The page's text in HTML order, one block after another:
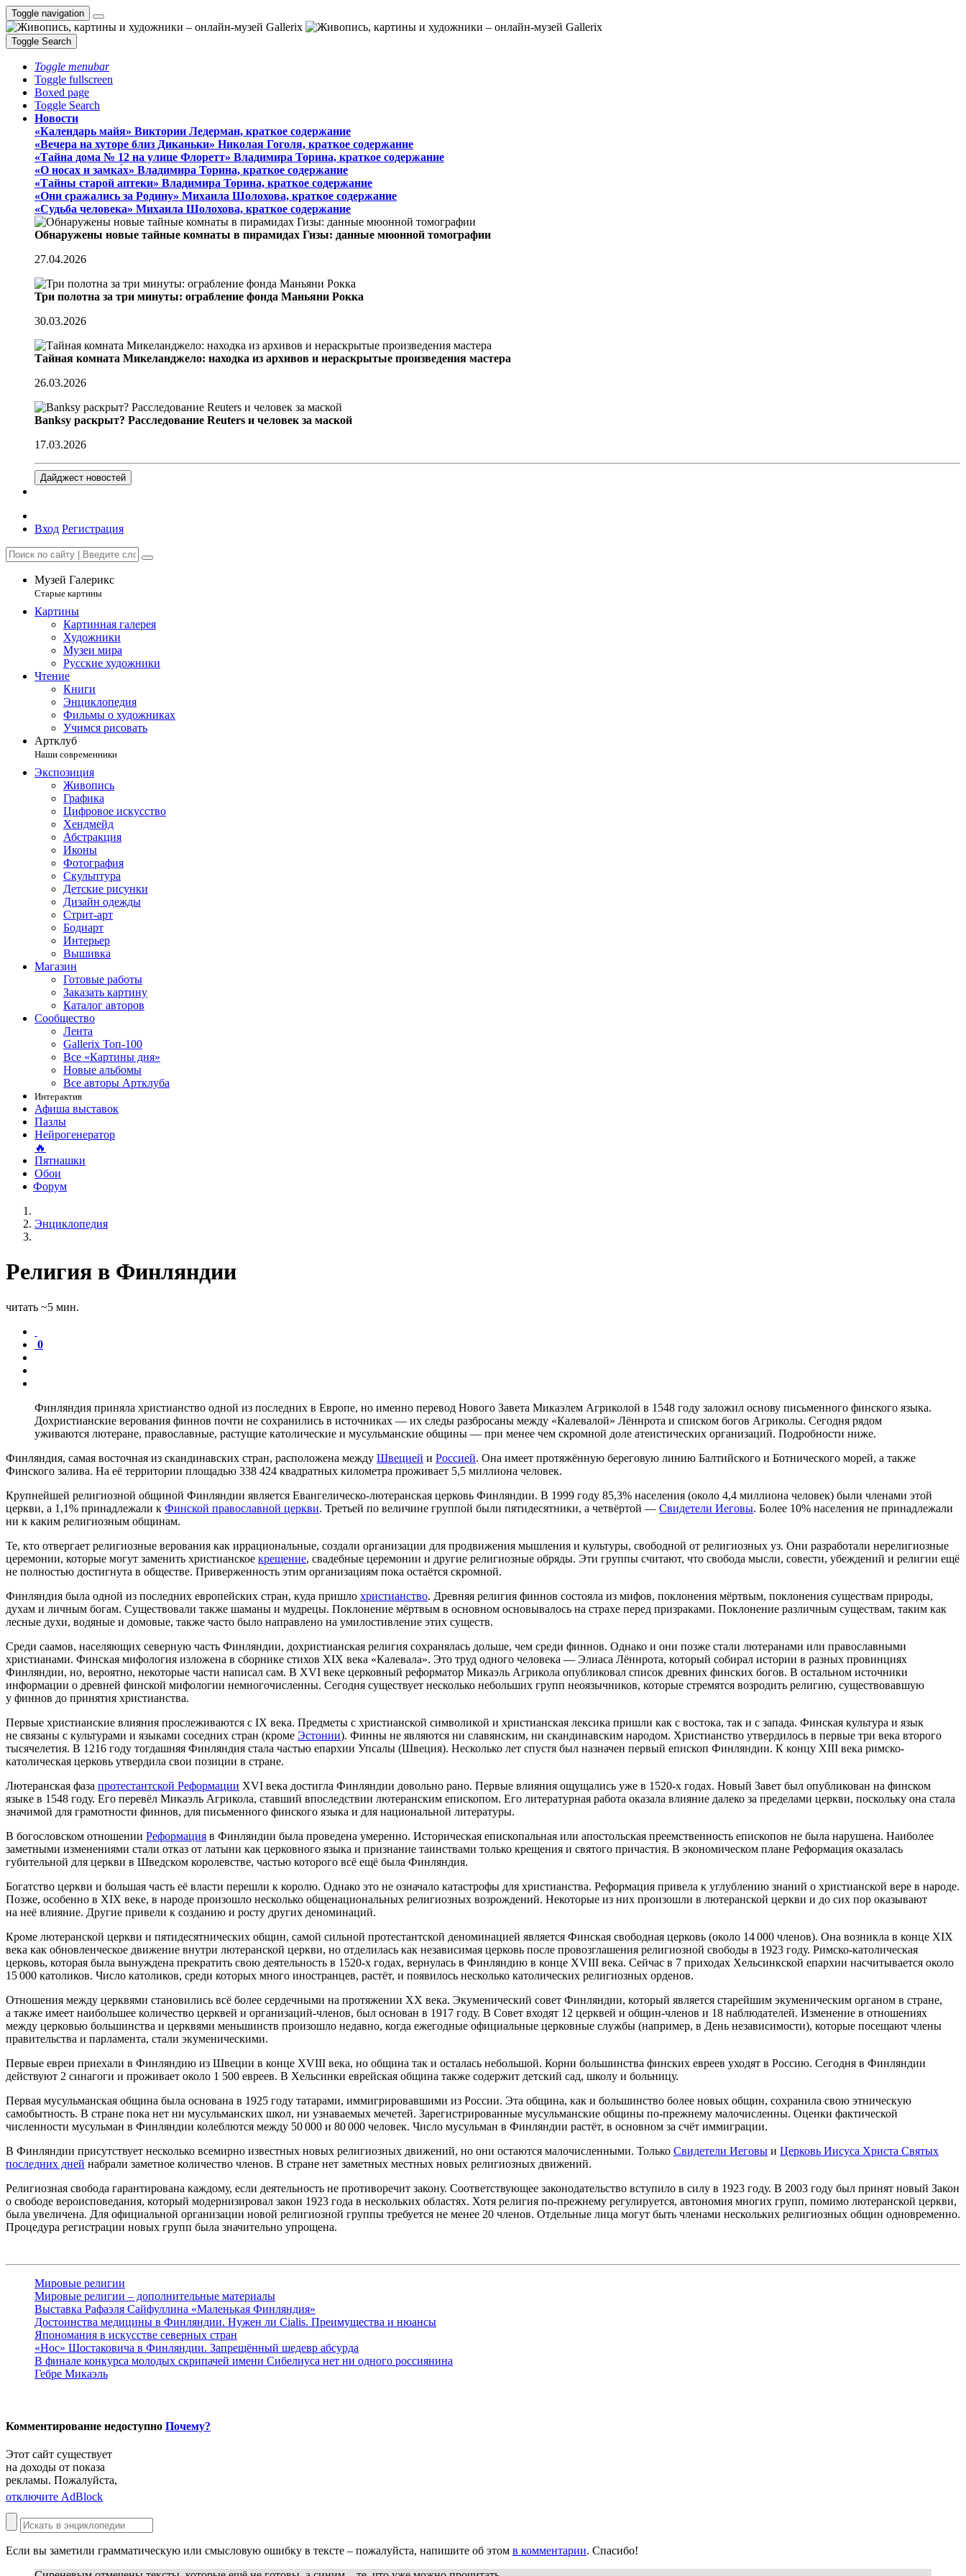
Toggle navigation
Toggle Search
Toggle menubar
Toggle fullscreen
Boxed page
Toggle Search
Новости
«Календарь майя» Виктории Ледерман, краткое содержание
«Вечера на хуторе близ Диканьки» Николая Гоголя, краткое содержание
«Тайна дома № 12 на улице Флоретт» Владимира Торина, краткое содержание
«О носах и замка́х» Владимира Торина, краткое содержание
«Тайны старой аптеки» Владимира Торина, краткое содержание
«Они сражались за Родину» Михаила Шолохова, краткое содержание
«Судьба человека» Михаила Шолохова, краткое содержание
Обнаружены новые тайные комнаты в пирамидах Гизы: данные мюонной томографии
27.04.2026
Три полотна за три минуты: ограбление фонда Маньяни Рокка
30.03.2026
Тайная комната Микеланджело: находка из архивов и нераскрытые произведения мастера
26.03.2026
Banksy раскрыт? Расследование Reuters и человек за маской
17.03.2026
Дайджест новостей
Вход Регистрация
Музей Галерикс
Старые картины
Картины
Картинная галерея
Художники
Музеи мира
Русские художники
Чтение
Книги
Энциклопедия
Фильмы о художниках
Учимся рисовать
Артклуб
Наши современники
Экспозиция
Живопись
Графика
Цифровое искусство
Хендмейд
Абстракция
Иконы
Фотография
Скульптура
Детские рисунки
Дизайн одежды
Стрит-арт
Бодиарт
Интерьер
Вышивка
Магазин
Готовые работы
Заказать картину
Каталог авторов
Сообщество
Лента
Gallerix Топ-100
Все «Картины дня»
Новые альбомы
Все авторы Артклуба
Интерактив
Афиша выставок
Пазлы
Нейрогенератор
🔥
Пятнашки
Обои
Форум
Энциклопедия
Религия в Финляндии
читать ~5 мин.
0
Финляндия приняла христианство одной из последних в Европе, но именно перевод Нового Завета Микаэлем Агриколой в 1548 году заложил основу письменного финского языка.
Дохристианские верования финнов почти не сохранились в источниках — их следы разбросаны между «Калевалой» Лённрота и списком богов Агриколы. Сегодня рядом
уживаются лютеране, православные, растущие католические и мусульманские общины — при менее чем скромной доле атеистических организаций. Подробности ниже.
Финляндия, самая восточная из скандинавских стран, расположена между Швецией и Россией. Она имеет протяжённую береговую линию Балтийского и Ботнического морей, а также
Финского залива. На её территории площадью 338 424 квадратных километра проживает 5,5 миллиона человек.
Крупнейшей религиозной общиной Финляндии является Евангелическо-лютеранская церковь Финляндии. В 1999 году 85,3% населения (около 4,4 миллиона человек) были членами этой
церкви, а 1,1% принадлежали к Финской православной церкви. Третьей по величине группой были пятидесятники, а четвёртой — Свидетели Иеговы. Более 10% населения не принадлежали
ни к каким религиозным общинам.
Те, кто отвергает религиозные верования как иррациональные, создали организации для продвижения мышления и культуры, свободной от религиозных уз. Они разработали нерелигиозные
церемонии, которые могут заменить христианское крещение, свадебные церемонии и другие религиозные обряды. Эти группы считают, что свобода мысли, совести, убеждений и религии ещё
не полностью достигнута в обществе. Приверженность этим организациям пока остаётся скромной.
Финляндия была одной из последних европейских стран, куда пришло христианство. Древняя религия финнов состояла из мифов, поклонения мёртвым, поклонения существам природы,
духам и личным богам. Существовали также шаманы и мудрецы. Поклонение мёртвым в основном основывалось на страхе перед призраками. Поклонение различным существам, таким как
лесные духи, водяные и домовые, также часто было направлено на умилостивление этих существ.
Среди саамов, населяющих северную часть Финляндии, дохристианская религия сохранялась дольше, чем среди финнов. Однако и они позже стали лютеранами или православными
христианами. Финская мифология изложена в сборнике стихов XIX века «Калевала». Это труд одного человека — Элиаса Лённрота, который собирал истории в разных провинциях
Финляндии, но, вероятно, некоторые части написал сам. В XVI веке церковный реформатор Микаэль Агрикола опубликовал список древних финских богов. В остальном источники
информации о древней финской мифологии немногочисленны. Сегодня существует несколько небольших групп неоязычников, которые стремятся возродить религию, существовавшую
у финнов до принятия христианства.
Первые христианские влияния прослеживаются с IX века. Предметы с христианской символикой и христианская лексика пришли как с востока, так и с запада. Финская культура и язык
не связаны с культурами и языками соседних стран (кроме Эстонии). Финны не являются ни славянским, ни скандинавским народом. Христианство утвердилось в первые три века второго
тысячелетия. В 1216 году тогдашняя Финляндия стала частью епархии Упсалы (Швеция). Несколько лет спустя был назначен первый епископ Финляндии. К концу XIII века римско-
католическая церковь утвердила свои позиции в стране.
Лютеранская фаза протестантской Реформации XVI века достигла Финляндии довольно рано. Первые влияния ощущались уже в 1520-х годах. Новый Завет был опубликован на финском
языке в 1548 году. Его перевёл Микаэль Агрикола, ставший впоследствии лютеранским епископом. Его литературная работа оказала влияние далеко за пределами церкви, поскольку она стала
значимой для грамотности финнов, для письменного финского языка и для национальной литературы.
В богословском отношении Реформация в Финляндии была проведена умеренно. Историческая епископальная или апостольская преемственность епископов не была нарушена. Наиболее
заметными изменениями стали отказ от латыни как церковного языка и признание таинствами только крещения и святого причастия. В экономическом плане Реформация оказалась
губительной для церкви в Шведском королевстве, частью которого всё ещё была Финляндия.
Богатство церкви и большая часть её власти перешли к королю. Однако это не означало катастрофы для христианства. Реформация привела к углублению знаний о христианской вере в народе.
Позже, особенно в XIX веке, в народе произошло несколько общенациональных религиозных возрождений. Некоторые из них произошли в лютеранской церкви и до сих пор оказывают
на неё влияние. Другие привели к созданию и росту других деноминаций.
Кроме лютеранской церкви и пятидесятнических общин, самой сильной протестантской деноминацией является Финская свободная церковь (около 14 000 членов). Она возникла в конце XIX
века как обновленческое движение внутри лютеранской церкви, но отделилась как независимая церковь после провозглашения религиозной свободы в 1923 году. Римско-католическая
церковь, которая была вынуждена прекратить свою деятельность в 1520-х годах, вернулась в Финляндию в конце XVIII века. Сейчас в 7 приходах Хельсинкской епархии насчитывается около
15 000 католиков. Число католиков, среди которых много иностранцев, растёт, и появилось несколько католических религиозных орденов.
Отношения между церквями становились всё более сердечными на протяжении XX века. Экуменический совет Финляндии, который является старейшим экуменическим органом в стране,
а также имеет наибольшее количество церквей и организаций-членов, был основан в 1917 году. В Совет входят 12 церквей и общин-членов и 18 наблюдателей. Изменение в отношениях
между церковью большинства и церквями меньшинств произошло недавно, когда ежегодные официальные церковные службы (например, в День независимости), которые посещают члены
правительства и парламента, стали экуменическими.
Первые евреи приехали в Финляндию из Швеции в конце XVIII века, но община так и осталась небольшой. Корни большинства финских евреев уходят в Россию. Сегодня в Финляндии
действуют 2 синагоги и проживает около 1 500 евреев. В Хельсинки еврейская община также содержит детский сад, школу и больницу.
Первая мусульманская община была основана в 1925 году татарами, иммигрировавшими из России. Эта община, как и большинство более новых общин, сохранила свою этническую
самобытность. В стране пока нет ни мусульманских школ, ни узнаваемых мечетей. Зарегистрированные мусульманские общины по-прежнему малочисленны. Оценки фактической
численности мусульман в Финляндии колеблются между 50 000 и 80 000 человек. Число мусульман в Финляндии растёт, в основном за счёт иммиграции.
В Финляндии присутствует несколько всемирно известных новых религиозных движений, но они остаются малочисленными. Только Свидетели Иеговы и Церковь Иисуса Христа Святых
последних дней набрали заметное количество членов. В стране нет заметных местных новых религиозных движений.
Религиозная свобода гарантирована каждому, если деятельность не противоречит закону. Соответствующее законодательство вступило в силу в 1923 году. В 2003 году был принят новый Закон
о свободе вероисповедания, который модернизировал закон 1923 года в нескольких областях. Хотя религия по-прежнему регулируется, автономия многих групп, помимо лютеранской церкви,
была увеличена. Для официальной организации новой религиозной группы требуется не менее 20 членов. Отдельные лица могут быть членами нескольких религиозных общин одновременно.
Процедура регистрации новых групп была значительно упрощена.
Мировые религии
Мировые религии – дополнительные материалы
Выставка Рафаэля Сайфуллина «Маленькая Финляндия»
Достоинства медицины в Финляндии. Нужен ли Cialis. Преимущества и нюансы
Япономания в искусстве северных стран
«Нос» Шостаковича в Финляндии. Запрещённый шедевр абсурда
В финале конкурса молодых скрипачей имени Сибелиуса нет ни одного россиянина
Гебре Микаэль
Комментирование недоступно Почему?
Этот сайт существует
на доходы от показа
рекламы. Пожалуйста,
отключите AdBlock
Если вы заметили грамматическую или смысловую ошибку в тексте – пожалуйста, напишите об этом в комментарии. Спасибо!